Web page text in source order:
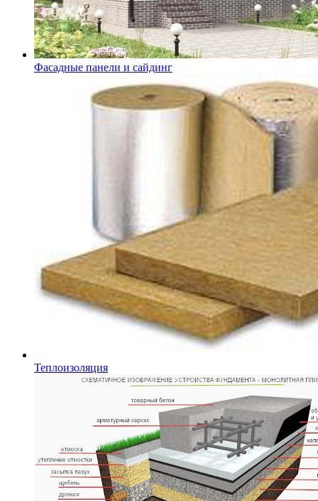
Фасадные панели и сайдинг
Теплоизоляция